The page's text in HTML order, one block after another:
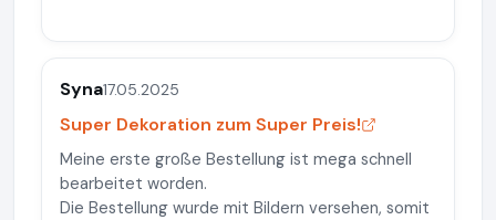
Syna17.05.2025
Super Dekoration zum Super Preis!
Meine erste große Bestellung ist mega schnell
bearbeitet worden.
Die Bestellung wurde mit Bildern versehen, somit